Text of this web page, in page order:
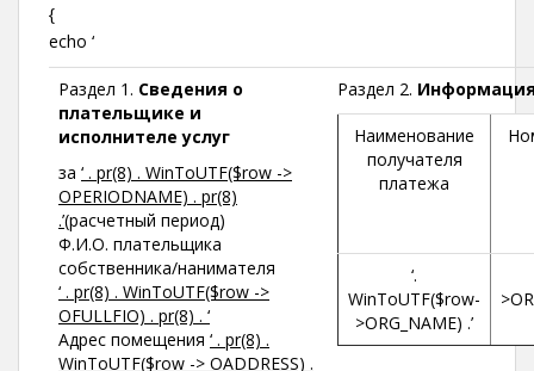
{
echo ‘
Раздел 1. Сведения о
плательщике и
исполнителе услуг
за ‘ . pr(8) . WinToUTF($row ->
OPERIODNAME) . pr(8)
.’(расчетный период)
Ф.И.О. плательщика
собственника/нанимателя
‘ . pr(8) . WinToUTF($row ->
OFULLFIO) . pr(8) . ‘
Адрес помещения ‘ . pr(8) .
WinToUTF($row -> OADDRESS) .
Раздел 2.
Наименование
получателя
платежа
‘.
WinToUTF($row-
>ORG_NAME) .’